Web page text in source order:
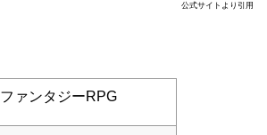
公式サイトより引用
ァンタジーRPG